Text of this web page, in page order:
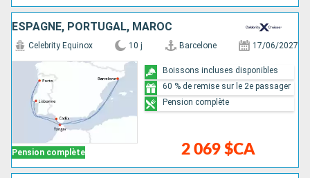
ESPAGNE, PORTUGAL, MAROC
Pension complète
Celebrity Equinox 10 j Barcelone 17/06/2027
2 069 $CA
Boissons incluses disponibles
60 % de remise sur le 2e passager
Pension complète